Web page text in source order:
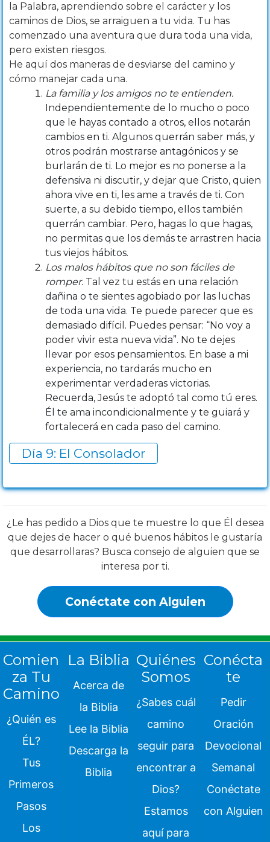
la Palabra, aprendiendo sobre el carácter y los
caminos de Dios, se arraiguen a tu vida. Tu has
comenzado una aventura que dura toda una vida,
pero existen riesgos.
He aquí dos maneras de desviarse del camino y
cómo manejar cada una.
La familia y los amigos no te entienden.
Independientemente de lo mucho o poco
que le hayas contado a otros, ellos notarán
cambios en ti. Algunos querrán saber más, y
otros podrán mostrarse antagónicos y se
burlarán de ti. Lo mejor es no ponerse a la
defensiva ni discutir, y dejar que Cristo, quien
ahora vive en ti, les ame a través de ti. Con
suerte, a su debido tiempo, ellos también
querrán cambiar. Pero, hagas lo que hagas,
no permitas que los demás te arrastren hacia
tus viejos hábitos.
Los malos hábitos que no son fáciles de
romper. Tal vez tu estás en una relación
dañina o te sientes agobiado por las luchas
de toda una vida. Te puede parecer que es
demasiado difícil. Puedes pensar: “No voy a
poder vivir esta nueva vida”. No te dejes
llevar por esos pensamientos. En base a mi
experiencia, no tardarás mucho en
experimentar verdaderas victorias.
Recuerda, Jesús te adoptó tal como tú eres.
Él te ama incondicionalmente y te guiará y
fortalecerá en cada paso del camino.
Día 9: El Consolador
¿Le has pedido a Dios que te muestre lo que Él desea
que dejes de hacer o qué buenos hábitos le gustaría
que desarrollaras? Busca consejo de alguien que se
interesa por ti.
Conéctate con Alguien
Comien
za Tu
Camino
¿Quién es
ÉL?
Tus
Primeros
Pasos
Los
La Biblia
Acerca de
la Biblia
Lee la Biblia
Descarga la
Biblia
Quiénes
Somos
¿Sabes cuál
camino
seguir para
encontrar a
Dios?
Estamos
aquí para
Conécta
te
Pedir
Oración
Devocional
Semanal
Conéctate
con Alguien